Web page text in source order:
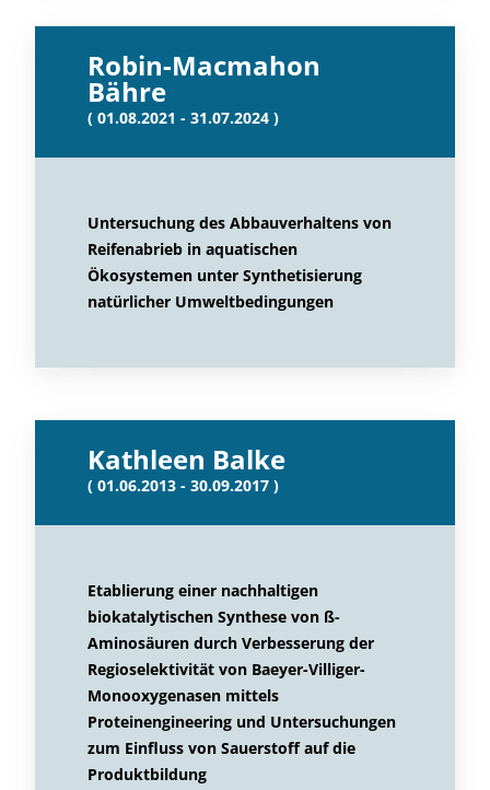
Robin-Macmahon
Bähre
( 01.08.2021 - 31.07.2024 )
Untersuchung des Abbauverhaltens von
Reifenabrieb in aquatischen
Ökosystemen unter Synthetisierung
natürlicher Umweltbedingungen
Kathleen Balke
( 01.06.2013 - 30.09.2017 )
Etablierung einer nachhaltigen
biokatalytischen Synthese von ß-
Aminosäuren durch Verbesserung der
Regioselektivität von Baeyer-Villiger-
Monooxygenasen mittels
Proteinengineering und Untersuchungen
zum Einfluss von Sauerstoff auf die
Produktbildung